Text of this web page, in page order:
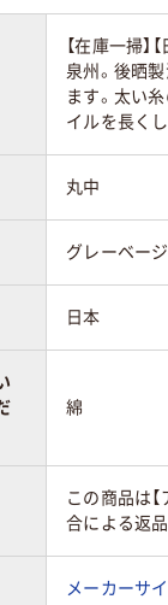
【在庫一掃
泉州。後晒
ます。太い
イルを長く
丸中
グレーベー
日本
綿
この商品は
合による返
メーカーサ